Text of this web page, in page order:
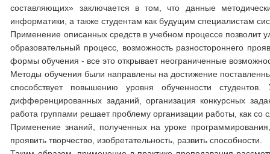
составляющих» заключается в том, что данные
информатики, а также студентам как будущим специалистам
Применение описанных средств в учебном процессе позволит
образовательный процесс, возможность разностороннего
формы обучения - все это открывает неограниченные
Методы обучения были направлены на достижение
способствует повышению уровня обученности
дифференцированных заданий, организация конкурсных
работа группами решает проблему организации работы, как
Применение знаний, полученных на уроке
проявить творчество, изобретательность, развить способности.